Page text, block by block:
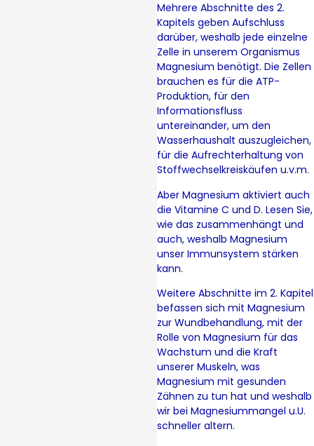
Mehrere Abschnitte des 2.
Kapitels geben Aufschluss
darüber, weshalb jede einzelne
Zelle in unserem Organismus
Magnesium benötigt. Die Zellen
brauchen es für die ATP-
Produktion, für den
Informationsfluss
untereinander, um den
Wasserhaushalt auszugleichen,
für die Aufrechterhaltung von
Stoffwechselkreiskäufen u.v.m.
Aber Magnesium aktiviert auch
die Vitamine C und D. Lesen Sie,
wie das zusammenhängt und
auch, weshalb Magnesium
unser Immunsystem stärken
kann.
Weitere Abschnitte im 2. Kapitel
befassen sich mit Magnesium
zur Wundbehandlung, mit der
Rolle von Magnesium für das
Wachstum und die Kraft
unserer Muskeln, was
Magnesium mit gesunden
Zähnen zu tun hat und weshalb
wir bei Magnesiummangel u.U.
schneller altern.